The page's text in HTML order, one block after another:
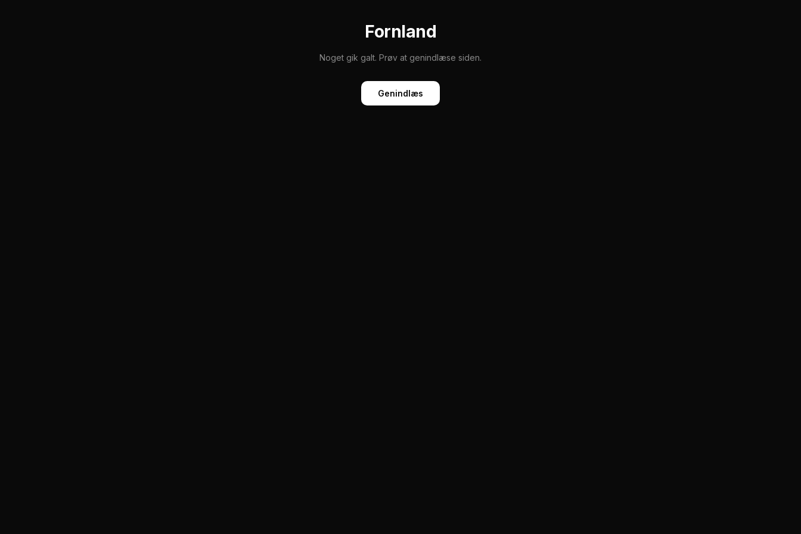
Fornland
Noget gik galt. Prøv at genindlæse siden.
Genindlæs